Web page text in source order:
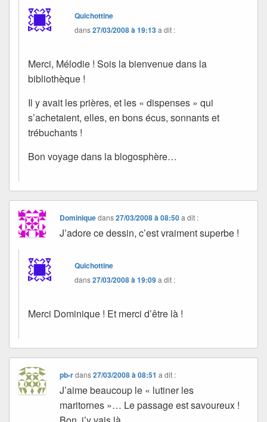
Quichottine
dans27/03/2008 à 19:13a dit :
Merci, Mélodie ! Sois la bienvenue dans la
bibliothèque !
Il y avait les prières, et les « dispenses » qui
s’achetaient, elles, en bons écus, sonnants et
trébuchants !
Bon voyage dans la blogosphère…
Dominiquedans27/03/2008 à 08:50 a dit :
J’adore ce dessin, c’est vraiment superbe !
Quichottine
dans27/03/2008 à 19:09a dit :
Merci Dominique ! Et merci d’être là !
pb-rdans27/03/2008 à 08:51 a dit :
J’aime beaucoup le « lutiner les
maritornes »… Le passage est savoureux !